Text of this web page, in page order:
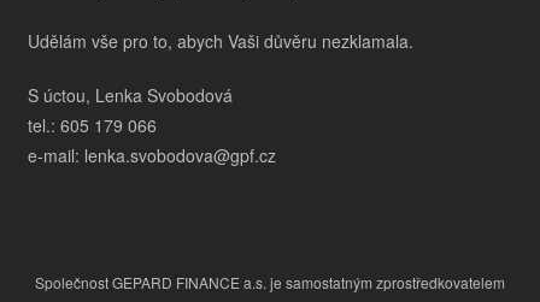
Udělám vše pro to, abych Vaši důvěru nezklamala.
S úctou, Lenka Svobodová
tel.: 605 179 066
e-mail: lenka.svobodova@gpf.cz
Společnost GEPARD FINANCE a.s. je samostatným zprostředkovatelem